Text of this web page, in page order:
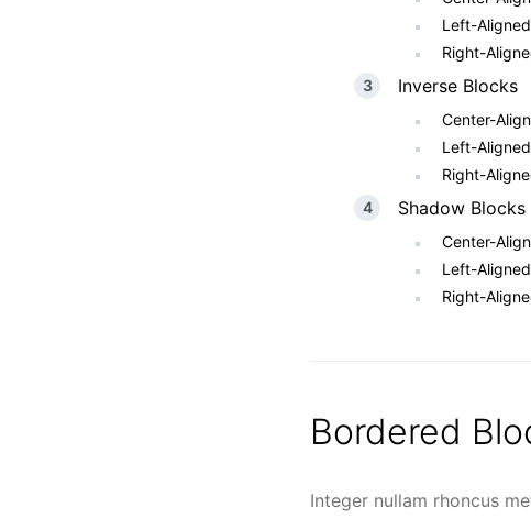
Left-Aligned
Right-
Inverse Blocks
Center-
Left-Aligned
Right-
Shadow Blocks
Center-
Left-Aligned
Right-
Bordered
Integer nullam rhoncus